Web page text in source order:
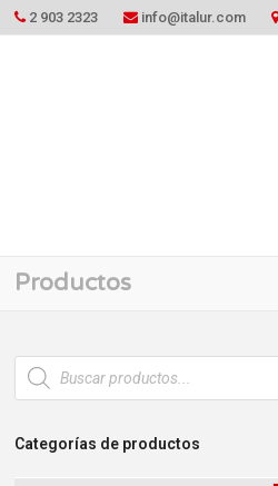
2 903 2323 info@italur.com
Productos
Búsqueda
de
productos
Categorías de productos